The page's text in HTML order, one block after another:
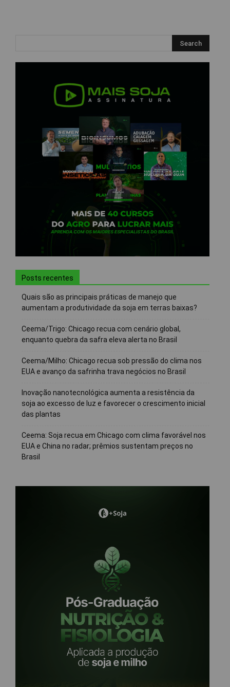
Posts recentes
Quais são as principais práticas de manejo que
aumentam a produtividade da soja em terras baixas?
Ceema/Trigo: Chicago recua com cenário global,
enquanto quebra da safra eleva alerta no Brasil
Ceema/Milho: Chicago recua sob pressão do clima nos
EUA e avanço da safrinha trava negócios no Brasil
Inovação nanotecnológica aumenta a resistência da
soja ao excesso de luz e favorecer o crescimento inicial
das plantas
Ceema: Soja recua em Chicago com clima favorável nos
EUA e China no radar; prêmios sustentam preços no
Brasil